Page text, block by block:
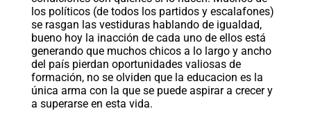
los políticos (de todos los partidos y escalafones)
se rasgan las vestiduras hablando de igualdad,
bueno hoy la inacción de cada uno de ellos está
generando que muchos chicos a lo largo y ancho
del país pierdan oportunidades valiosas de
formación, no se olviden que la educacion es la
única arma con la que se puede aspirar a crecer y
a superarse en esta vida.